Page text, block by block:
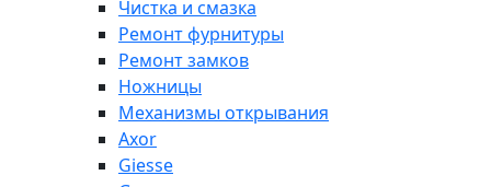
Чистка и смазка
Ремонт фурнитуры
Ремонт замков
Ножницы
Механизмы открывания
Axor
Giesse